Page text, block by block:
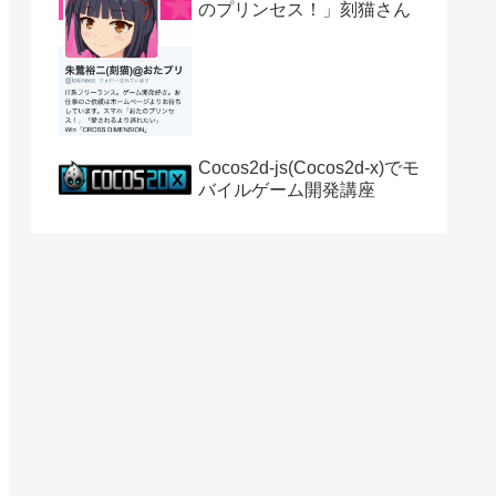
のプリンセス！」刻猫さん
Cocos2d-js(Cocos2d-x)でモ
バイルゲーム開発講座